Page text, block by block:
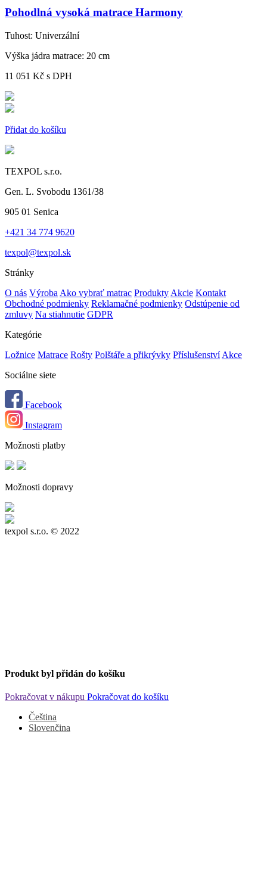
Pohodlná vysoká matrace Harmony
Tuhost: Univerzální
Výška jádra matrace: 20 cm
11 051 Kč s DPH
Přidat do košíku
TEXPOL s.r.o.
Gen. L. Svobodu 1361/38
905 01 Senica
+421 34 774 9620
texpol@texpol.sk
Stránky
O nás Výroba Ako vybrať matrac Produkty Akcie Kontakt
Obchodné podmienky Reklamačné podmienky Odstúpenie od
zmluvy Na stiahnutie GDPR
Kategórie
Ložnice Matrace Rošty Polštáře a přikrývky Příslušenství Akce
Sociálne siete
Facebook
Instagram
Možnosti platby
Možnosti dopravy
texpol s.r.o. © 2022
Produkt byl přidán do košíku
Pokračovat v nákupu Pokračovat do košíku
Čeština
Slovenčina